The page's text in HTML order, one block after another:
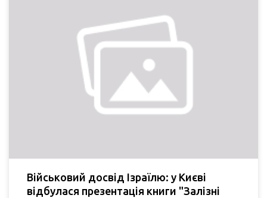
Військовий досвід Ізраїлю: у Києві
відбулася презентація книги "Залізні